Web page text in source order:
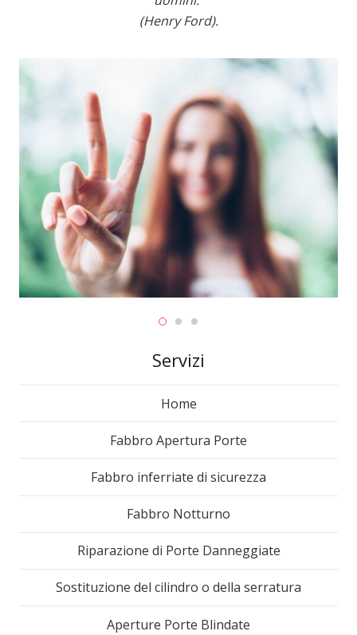
(Henry Ford).
Servizi
Home
Fabbro Apertura Porte
Fabbro inferriate di sicurezza
Fabbro Notturno
Riparazione di Porte Danneggiate
Sostituzione del cilindro o della serratura
Aperture Porte Blindate